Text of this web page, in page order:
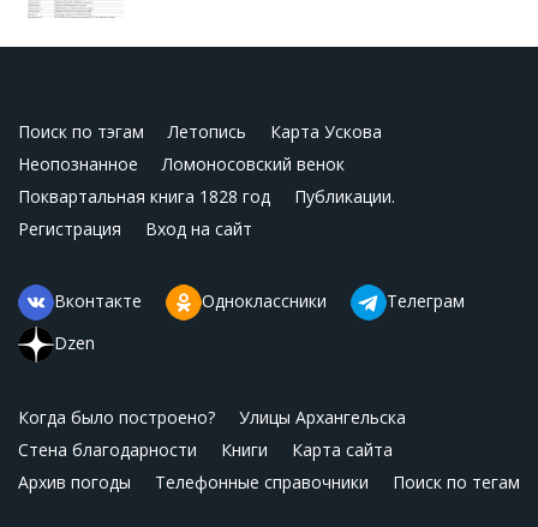
Поиск по тэгам Летопись
Карта Ускова
Неопознанное
Ломоносовский венок
Поквартальная книга 1828 год
Публикации.
Регистрация
Вход на сайт
Вконтакте Одноклассники
Телеграм
Dzen
Когда было построено?
Улицы Архангельска
Стена благодарности
Книги
Карта сайта
Архив погоды
Телефонные справочники Поиск по тегам